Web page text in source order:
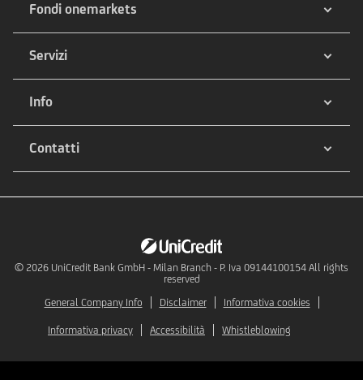
Fondi onemarkets
Servizi
Info
Contatti
© 2026 UniCredit Bank GmbH - Milan Branch - P. Iva 09144100154 All rights
reserved
General Company Info
Disclaimer Informativa cookies
Informativa privacy Accessibilità Whistleblowing